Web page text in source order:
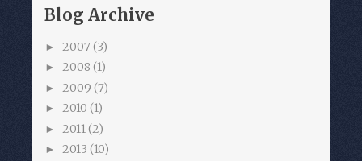
Blog Archive
► 2007 (3)
► 2008 (1)
► 2009 (7)
► 2010 (1)
► 2011(2)
► 2013 (10)